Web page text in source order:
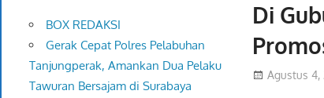
Di
Agustus 4,
BOX REDAKSI
Gerak Cepat Polres Pelabuhan
Tanjungperak, Amankan Dua Pelaku
Tawuran Bersajam di Surabaya